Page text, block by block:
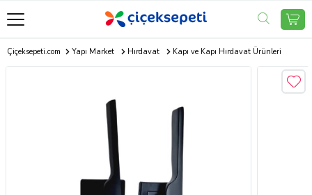
Çiçeksepeti.com Yapı Market Hırdavat Kapı ve Kapı Hırdavat Ürünleri